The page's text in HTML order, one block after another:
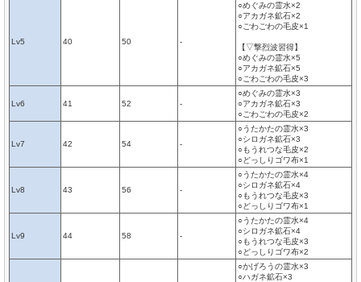
Lv5 40 50 -
○めぐみの霊水×2
○アカガネ鉱石×2
○ごわごわの毛皮×1
【▽撃烈波習得】
○めぐみの霊水×5
○アカガネ鉱石×5
○ごわごわの毛皮×3
Lv6 41 52 -
○めぐみの霊水×3
○アカガネ鉱石×3
○ごわごわの毛皮×2
Lv7 42 54 -
○うたかたの霊水×3
○シロガネ鉱石×3
○もうれつな毛皮×2
○どっしりゴワ布×1
Lv8 43 56 -
○うたかたの霊水×4
○シロガネ鉱石×4
○もうれつな毛皮×3
○どっしりゴワ布×1
Lv9 44 58 -
○うたかたの霊水×4
○シロガネ鉱石×4
○もうれつな毛皮×3
○どっしりゴワ布×2
○かげろうの霊水×3
○ハガネ鉱石×3